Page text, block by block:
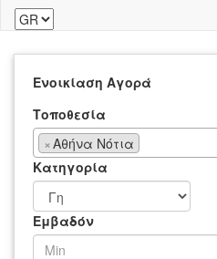
Ενοικίαση Αγορά
Τοποθεσία
×Αθήνα Νότια
Κατηγορία
Εμβαδόν